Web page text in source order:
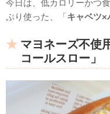
今日は、低カロリーかつ
ぷり使った、「キャベツ×
マヨネーズ不使
コールスロー」